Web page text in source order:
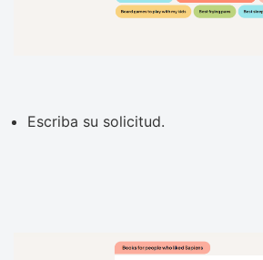
Escriba su solicitud.